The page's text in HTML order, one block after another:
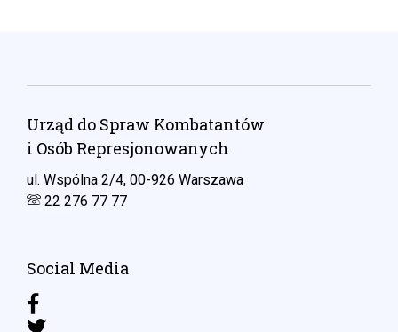
Urząd do Spraw Kombatantów
i Osób Represjonowanych
ul. Wspólna 2/4, 00-926 Warszawa
22 276 77 77
Social Media